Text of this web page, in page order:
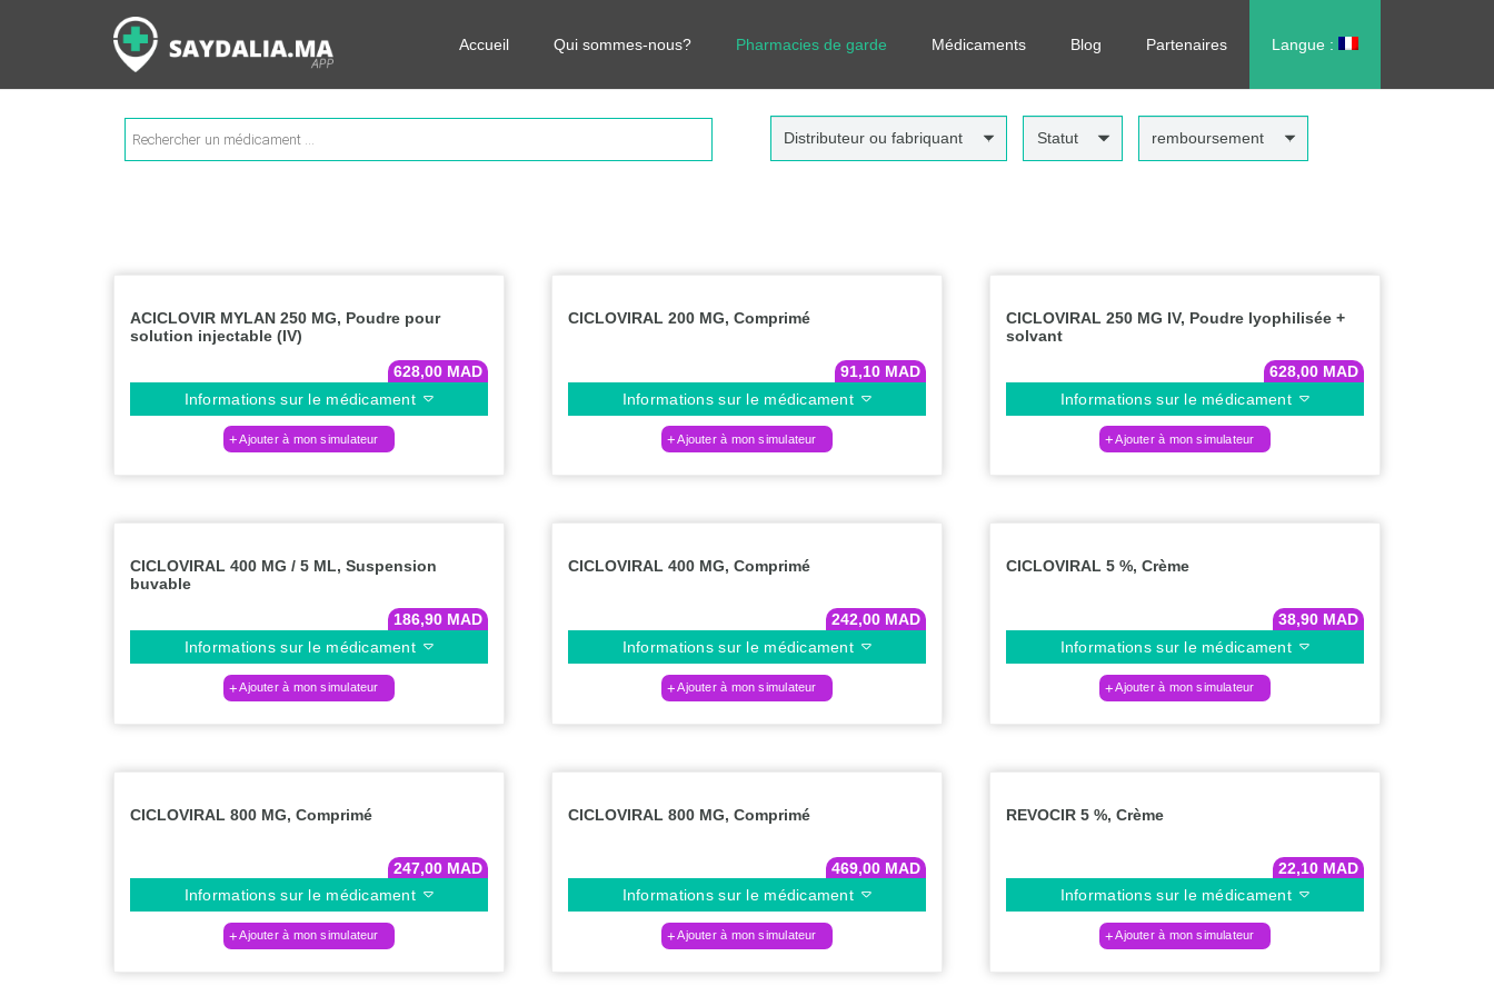
Accueil Qui sommes-nous? Pharmacies de garde Médicaments Blog Partenaires Langue :
Rechercher les informations sur vos médicaments, leurs prix et estimer ainsi le coût total de votre ordonnance, sans vous déplacer !
Recherche
de
produits
Distributeur ou fabriquant Statut remboursement
ACICLOVIR MYLAN 250 MG, Poudre pour
solution injectable (IV)
628,00 MAD
Informations sur le médicament
Ajouter à mon simulateur
CICLOVIRAL 200 MG, Comprimé
91,10 MAD
Informations sur le médicament
Ajouter à mon simulateur
CICLOVIRAL 250 MG IV, Poudre lyophilisée +
solvant
628,00 MAD
Informations sur le médicament
Ajouter à mon simulateur
CICLOVIRAL 400 MG / 5 ML, Suspension
buvable
186,90 MAD
Informations sur le médicament
Ajouter à mon simulateur
CICLOVIRAL 400 MG, Comprimé
242,00 MAD
Informations sur le médicament
Ajouter à mon simulateur
CICLOVIRAL 5 %, Crème
38,90 MAD
Informations sur le médicament
Ajouter à mon simulateur
CICLOVIRAL 800 MG, Comprimé
247,00 MAD
Informations sur le médicament
Ajouter à mon simulateur
CICLOVIRAL 800 MG, Comprimé
469,00 MAD
Informations sur le médicament
Ajouter à mon simulateur
REVOCIR 5 %, Crème
22,10 MAD
Informations sur le médicament
Ajouter à mon simulateur